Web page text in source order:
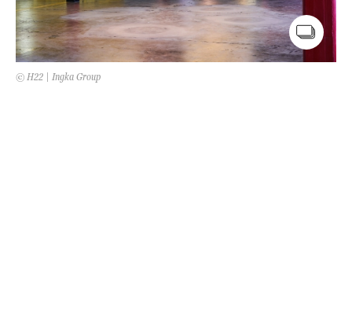
© H22 | Ingka Group